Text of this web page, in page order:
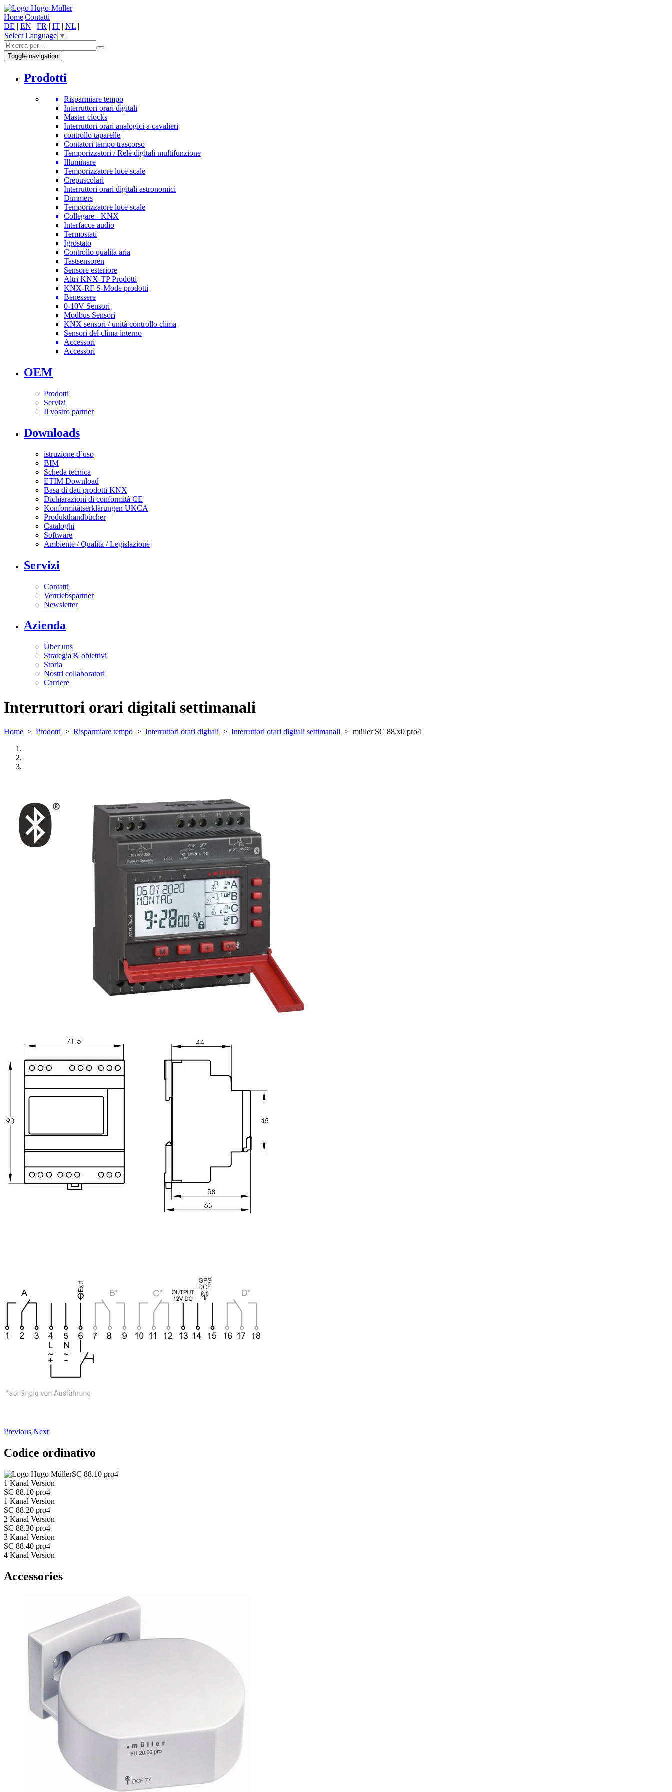
Home|Contatti
DE | EN | FR | IT | NL |
Select Language ▼
Toggle navigation
Prodotti
Risparmiare tempo
Interruttori orari digitali
Master clocks
Interruttori orari analogici a cavalieri
controllo taparelle
Contatori tempo trascorso
Temporizzatori / Relè digitali multifunzione
Illuminare
Temporizzatore luce scale
Crepuscolari
Interruttori orari digitali astronomici
Dimmers
Temporizzatore luce scale
Collegare - KNX
Interfacce audio
Termostati
Igrostato
Controllo qualità aria
Tastsensoren
Sensore esteriore
Altri KNX-TP Prodotti
KNX-RF S-Mode prodotti
Benessere
0-10V Sensori
Modbus Sensori
KNX sensori / unità controllo clima
Sensori del clima interno
Accessori
Accessori
OEM
Prodotti
Servizi
Il vostro partner
Downloads
istruzione d´uso
BIM
Scheda tecnica
ETIM Download
Basa di dati prodotti KNX
Dichiarazioni di conformità CE
Konformitätserklärungen UKCA
Produkthandbücher
Cataloghi
Software
Ambiente / Qualità / Legislazione
Servizi
Contatti
Vertriebspartner
Newsletter
Azienda
Über uns
Strategia & obiettivi
Storia
Nostri collaboratori
Carriere
Interruttori orari digitali settimanali
Home > Prodotti > Risparmiare tempo > Interruttori orari digitali > Interruttori orari digitali settimanali > müller SC 88.x0 pro4
Previous Next
Codice ordinativo
SC 88.10 pro4
1 Kanal Version
SC 88.10 pro4
1 Kanal Version
SC 88.20 pro4
2 Kanal Version
SC 88.30 pro4
3 Kanal Version
SC 88.40 pro4
4 Kanal Version
Accessories